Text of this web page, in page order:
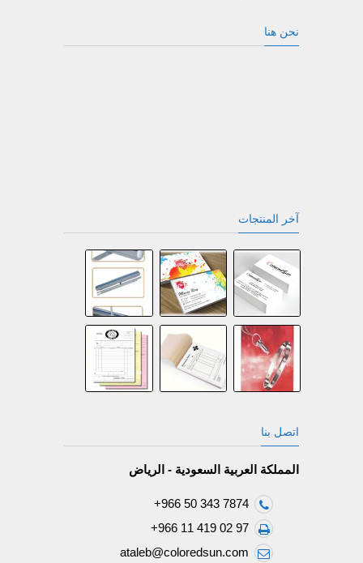
نحن هنا
آخر المنتجات
اتصل بنا
المملكة العربية السعودية - الرياض
+966 50 343 7874
+966 11 419 02 97
ataleb@coloredsun.com